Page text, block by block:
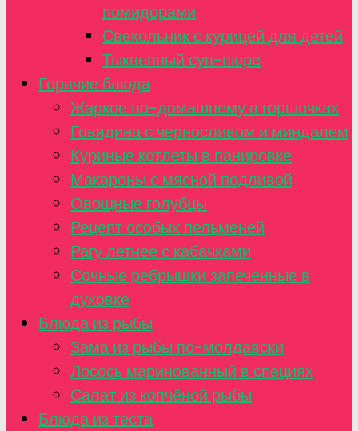
помидорами
Свекольник с курицей для детей
Тыквенный суп-пюре
Горячие блюда
Жаркое по-домашнему в горшочках
Говядина с черносливом и миндалем
Куриные котлеты в панировке
Макароны с мясной подливой
Овощные голубцы
Рецепт особых пельменей
Рагу летнее с кабачками
Сочные ребрышки запеченные в
духовке
Блюда из рыбы
Зама из рыбы по-молдавски
Лосось маринованный в специях
Салат из копчёной рыбы
Блюда из теста